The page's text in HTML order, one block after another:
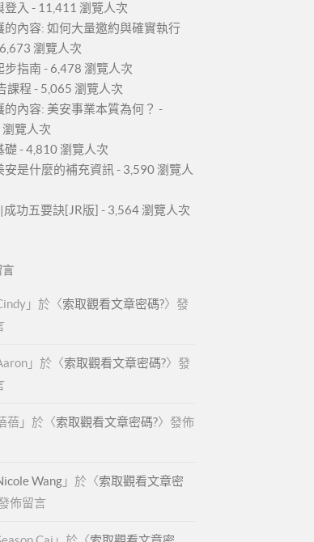
登入 - 11,411 瀏覽人次
的內容: 如何大量邀約與確實執行
瀏覽人次
步指南 - 6,478 瀏覽人次
課程 - 5,065 瀏覽人次
的內容: 美安事業本質為何？ -
覽人次
礎- 4,810 瀏覽人次
安是什麼的補充資訊 - 3,590 瀏覽人
功五要訣[JR版] - 3,564 瀏覽人次
言
」於〈索取觀看文章密碼?〉發
」於〈索取觀看文章密碼?〉發
蓓 」於〈索取觀看文章密碼?〉發佈
Wang 」於〈索取觀看文章密
佈留言